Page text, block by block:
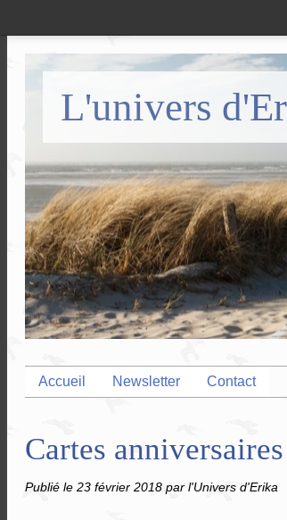
L'univers
Accueil Newsletter Contact
Cartes
Publié le 23 février 2018 par l'Univers d'Erika